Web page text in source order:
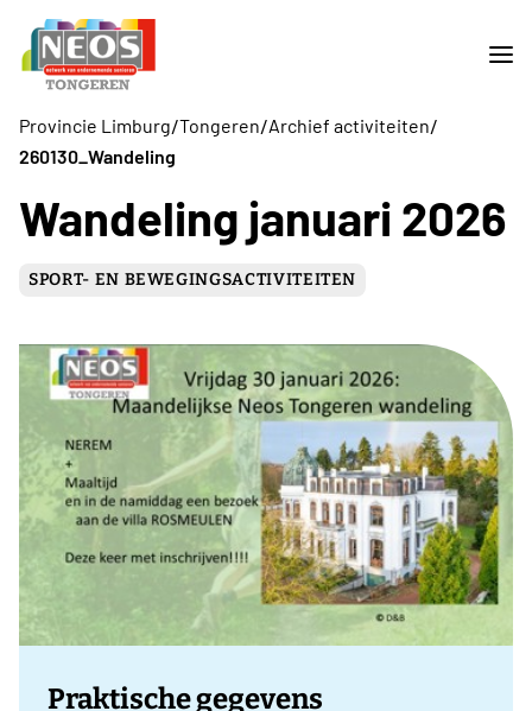
Provincie Limburg/Tongeren/Archief activiteiten/
260130_Wandeling
Wandeling januari 2026
SPORT- EN BEWEGINGSACTIVITEITEN
Praktische gegevens